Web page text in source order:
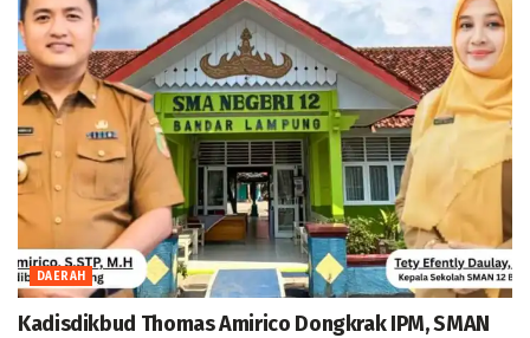
DAERAH
Kadisdikbud Thomas Amirico Dongkrak IPM, SMAN